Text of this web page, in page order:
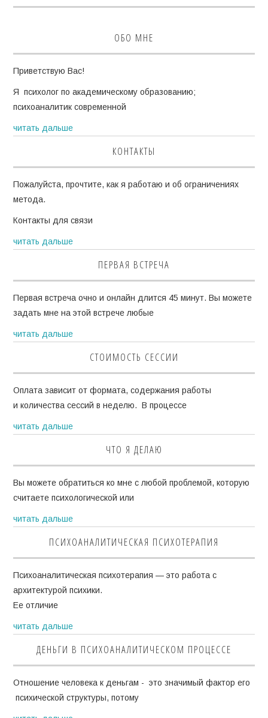
ОБО МНЕ
Приветствую Вас!
Я психолог по академическому образованию;
психоаналитик современной
читать дальше
КОНТАКТЫ
Пожалуйста, прочтите, как я работаю и об ограничениях
метода.
Контакты для связи
читать дальше
ПЕРВАЯ ВСТРЕЧА
Первая встреча очно и онлайн длится 45 минут. Вы можете
задать мне на этой встрече любые
читать дальше
СТОИМОСТЬ СЕССИИ
Оплата зависит от формата, содержания работы
и количества сессий в неделю. В процессе
читать дальше
ЧТО Я ДЕЛАЮ
Вы можете обратиться ко мне с любой проблемой, которую
считаете психологической или
читать дальше
ПСИХОАНАЛИТИЧЕСКАЯ ПСИХОТЕРАПИЯ
Психоаналитическая психотерапия — это работа с
архитектурой психики.
Ее отличие
читать дальше
ДЕНЬГИ В ПСИХОАНАЛИТИЧЕСКОМ ПРОЦЕССЕ
Отношение человека к деньгам - это значимый фактор его
психической структуры, потому